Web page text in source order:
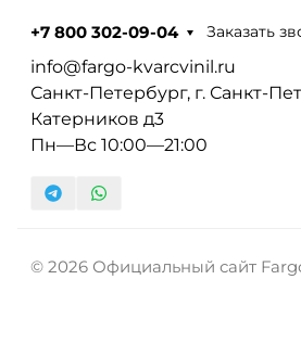
+7 800 302-09-04 Заказать
info@fargo-kvarcvinil.ru
Санкт-Петербург, г. Санкт-
Катерников д3
Пн—Вс 10:00—21:00
© 2026 Официальный сайт